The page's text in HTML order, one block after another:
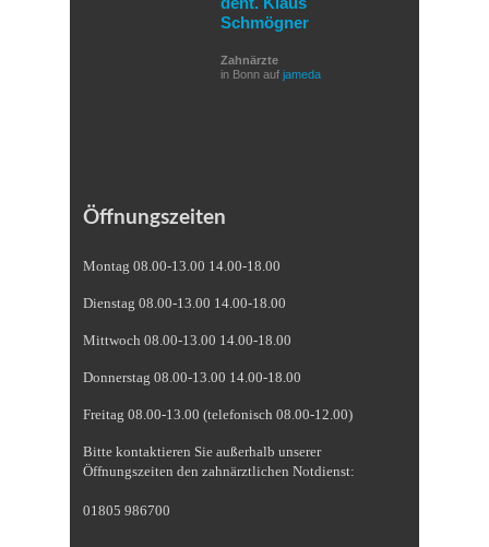
Schmögner
Zahnärzte
in Bonn auf jameda
Öffnungszeiten
Montag 08.00-13.00 14.00-18.00
Dienstag 08.00-13.00 14.00-18.00
Mittwoch 08.00-13.00 14.00-18.00
Donnerstag 08.00-13.00 14.00-18.00
Freitag 08.00-13.00 (telefonisch 08.00-12.00)
Bitte kontaktieren Sie außerhalb unserer
Öffnungszeiten den zahnärztlichen Notdienst:
01805 986700